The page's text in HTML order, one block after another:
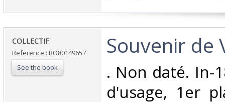
‎COLLECTIF‎
Reference : RO80149657
See the book
‎Souvenir de
‎. Non daté. In-
d'usage, 1er